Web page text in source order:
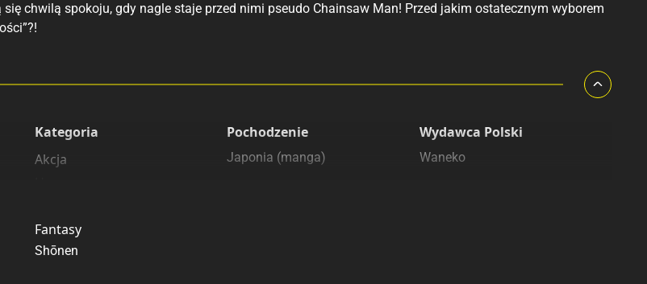
się chwilą spokoju, gdy nagle staje przed nimi pseudo Chainsaw Man! Przed jakim ostatecznym wyborem
Kategoria
Akcja
Fantasy
Shōnen
Pochodzenie
Japonia (manga)
Wydawca Polski
Waneko